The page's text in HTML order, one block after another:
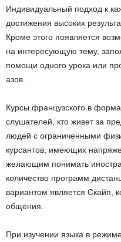
Индивидуальный подход к
достижения высоких
Кроме этого появляется
на интересующую тему,
помощи одного урока или
азов.
Курсы французского в
слушателей, кто живет за
людей с ограниченными
курсантов, имеющих
желающим понимать
количество программ
вариантом является Скайп,
общения.
При изучении языка в